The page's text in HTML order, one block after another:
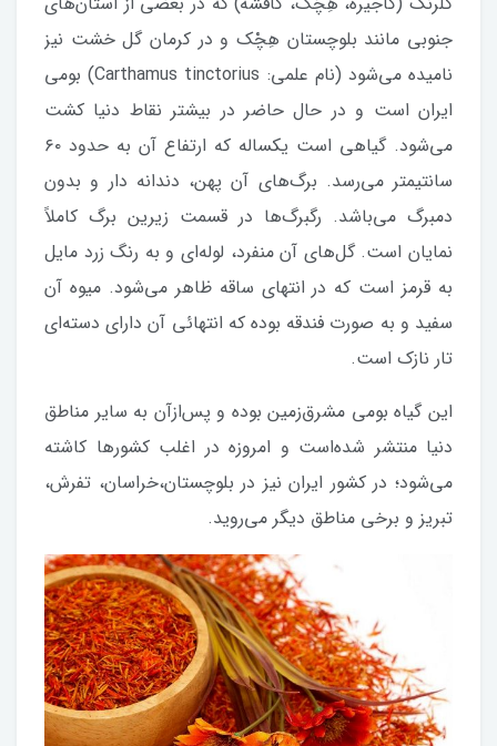
جنوبی مانند بلوچستان هِچْک و در کرمان گل خشت نیز
نامیده می‌شود (نام علمی: Carthamus tinctorius) بومی
ایران است و در حال حاضر در بیشتر نقاط دنیا کشت
می‌شود. گیاهی است یکساله که ارتفاع آن به حدود ۶۰
سانتیمتر می‌رسد. برگ‌های آن پهن، دندانه دار و بدون
دمبرگ می‌باشد. رگبرگ‌ها در قسمت زیرین برگ کاملاً
نمایان است. گل‌های آن منفرد، لوله‌ای و به رنگ زرد مایل
به قرمز است که در انتهای ساقه ظاهر می‌شود. میوه آن
سفید و به صورت فندقه بوده که انتهائی آن دارای دسته‌ای
تار نازک است.
این گیاه بومی مشرق‌زمین بوده و پس‌ازآن به سایر مناطق
دنیا منتشر شده‌است و امروزه در اغلب کشورها کاشته
می‌شود؛ در کشور ایران نیز در بلوچستان،خراسان، تفرش،
تبریز و برخی مناطق دیگر می‌روید.